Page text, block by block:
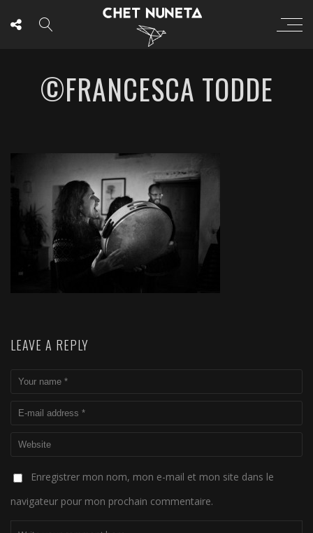
©FRANCESCA TODDE
LEAVE A REPLY
Enregistrer mon nom, mon e-mail et mon site dans le
navigateur pour mon prochain commentaire.